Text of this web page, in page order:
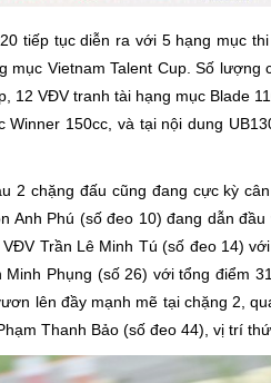
tiếp tục diễn ra với 5 hạng mục
mục Vietnam Talent Cup. Số
12 VĐV tranh tài hạng mục Blade
Winner 150cc, và tại nội dung
2 chặng đấu cũng đang cực kỳ
Anh Phú (số đeo 10) đang dẫn
Trần Lê Minh Tú (số đeo 14)
Minh Phụng (số 26) với tổng điểm
lên đầy mạnh mẽ tại chặng 2,
Thanh Bảo (số đeo 44), vị trí